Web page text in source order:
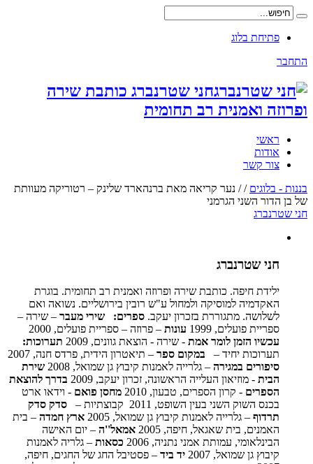
פתיחת בלוג
התחבר
חני שטרנברג כותבת שירה
ופרוזה ואמנית רב תחומית
ראשי
אודות
צור קשר
בננות - בלוגים /
/ נער קריאה מאת ברנהארד שלינק – רטוריקה מעוותת
של בן הדור השני הגרמני
חני שטרנברג
חני שטרנברג
ילידת חיפה. כותבת שירה ופרוזה ואמנית רב תחומית. בוגרת
האקדמיה למוסיקה ולמחול ע"ש רובין בירושליים. נשואה ואם
לשלושה. מתגוררת בזכרון יעקב. ספרים: שירי מעבר – שירה –
ספריית פועלים, 1999
עונות – פרוזה – ספריית פועלים, 2000
עכשיו הזמן לומר אמת - שירה - הוצאת גוונים, 2009
תערוכות:
תערוכות יחיד – במקום ספר – תיאטרון הידית, פרדס חנה, 2007
סיפורים במגירה – גלרייה לאמנות קיבוץ גן שמואל, 2008
שירת
הבית - מוזיאון העלייה הראשונה, זכרון יעקב, 2009
בדרך להוצאת
הספרים - קרון הספרים, טבעון, 2010 מחסן פואם - וידאו ארט
בכנס השוק השני בעין השופט, 2011 קבוצתיות –
סדק סדק
תרדוף – גלרייה לאמנות קיבוץ גן שמואל, 2005 ארץ חמדה – בית
האמנים, בית שאגאל, חיפה, 2005
אמאל''ה – יום האישה
הבינלאומי, עמותת אמני נתניה, 2006
כסאות – גלריה לאמנות
קיבוץ גן שמואל, 2007
יד ביד – פסטיבל החג של החגים, חיפה,